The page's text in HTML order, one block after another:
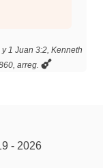
1 Juan 3:2, Kenneth
arreg.
- 2026